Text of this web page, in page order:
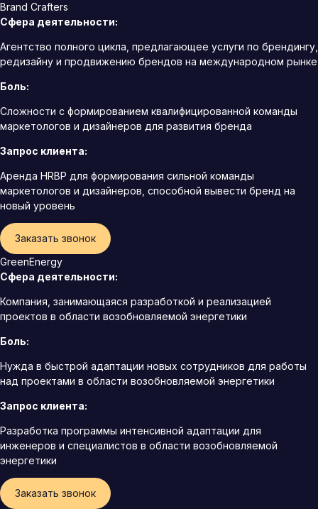
Brand Crafters
Сфера деятельности:
Агентство полного цикла, предлагающее услуги по брендингу,
редизайну и продвижению брендов на международном рынке
Боль:
Сложности с формированием квалифицированной команды
маркетологов и дизайнеров для развития бренда
Запрос клиента:
Аренда HRBP для формирования сильной команды
маркетологов и дизайнеров, способной вывести бренд на
новый уровень
Заказать звонок
GreenEnergy
Сфера деятельности:
Компания, занимающаяся разработкой и реализацией
проектов в области возобновляемой энергетики
Боль:
Нужда в быстрой адаптации новых сотрудников для работы
над проектами в области возобновляемой энергетики
Запрос клиента:
Разработка программы интенсивной адаптации для
инженеров и специалистов в области возобновляемой
энергетики
Заказать звонок